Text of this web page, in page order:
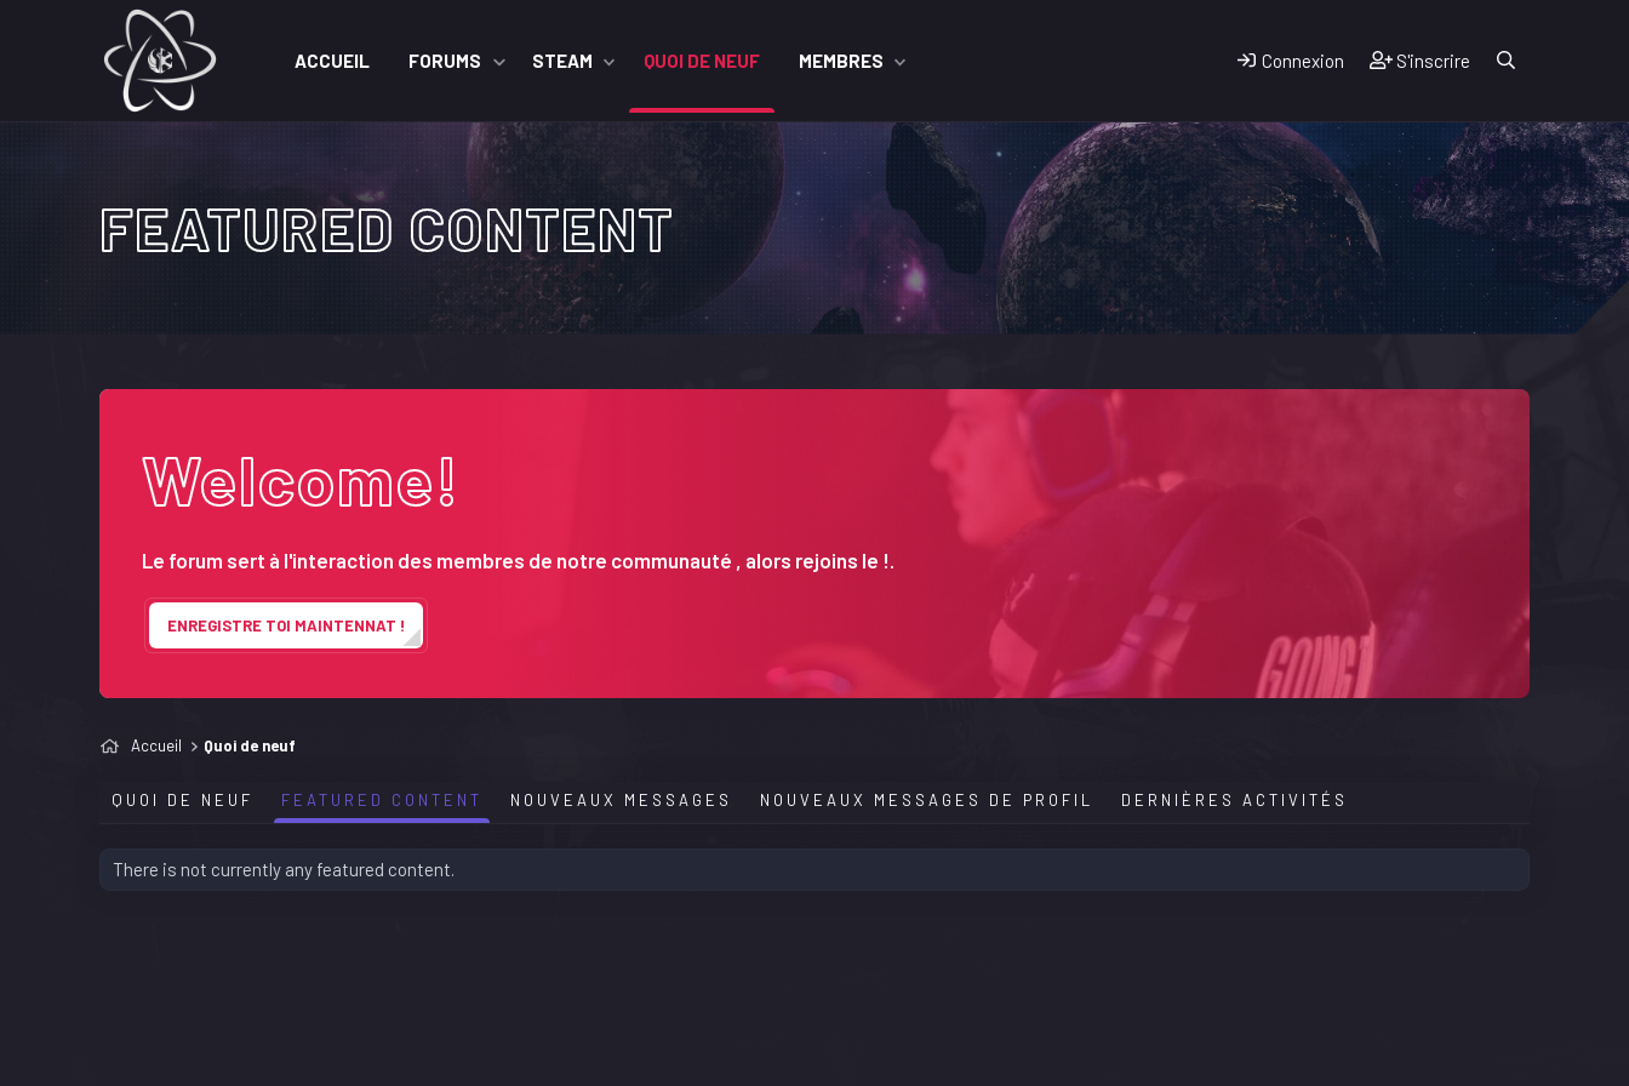
ACCUEIL FORUMS STEAM QUOI DE NEUF MEMBRES Connexion S'inscrire
FEATURED CONTENT
Welcome!
Le forum sert à l'interaction des membres de notre communauté , alors rejoins le !.
ENREGISTRE TOI MAINTENNAT !
Accueil Quoi de neuf
QUOI DE NEUF FEATURED CONTENT NOUVEAUX MESSAGES NOUVEAUX MESSAGES DE PROFIL DERNIÈRES ACTIVITÉS
There is not currently any featured content.